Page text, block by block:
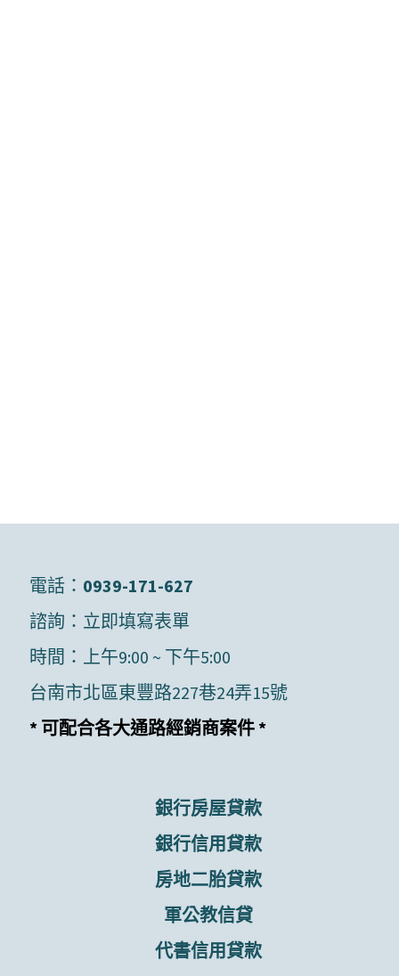
電話： 0939-171-627
諮詢： 立即填寫表單
時間：上午9:00 ~ 下午5:00
台南市北區東豐路227巷24弄15號
* 可配合各大通路經銷商案件 *
銀行房屋貸款
銀行信用貸款
房地二胎貸款
軍公教信貸
代書信用貸款